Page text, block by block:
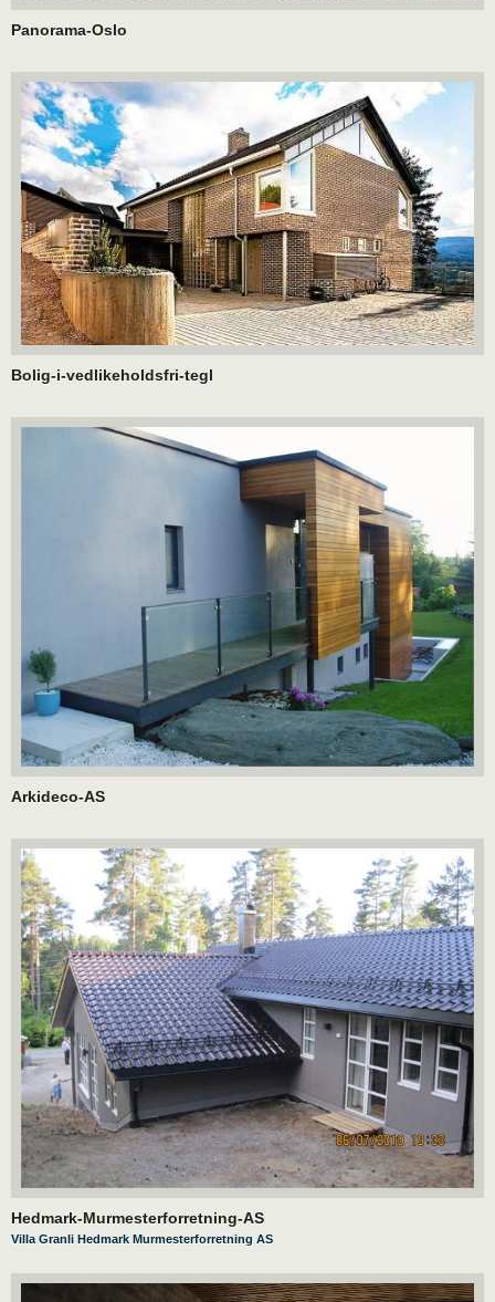
Panorama-Oslo
Bolig-i-vedlikeholdsfri-tegl
Arkideco-AS
Hedmark-Murmesterforretning-AS
Villa Granli Hedmark Murmesterforretning AS